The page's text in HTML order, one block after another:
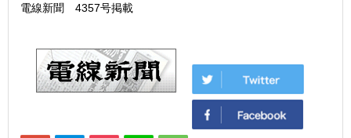
電線新聞 4357号掲載